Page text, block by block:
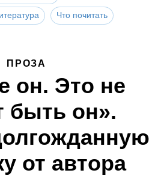
Что почитать
ПРОЗА
он. Это не
быть он».
от автора